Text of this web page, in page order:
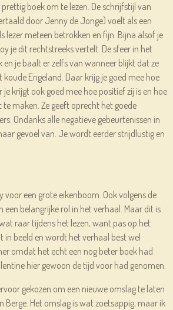
prettig boek om te lezen. De schrijfstijl van
door Jenny de Jonge) voelt als een
lezer meteen betrokken en fijn. Bijna alsof je
je dit rechtstreeks vertelt. De sfeer in het
en je baalt er zelfs van wanneer blijkt dat ze
Engeland. Daar krijg je goed mee hoe
krijgt ook goed mee hoe positief zij is en hoe
maken. Ze geeft oprecht het goede
Ondanks alle negatieve gebeurtenissen in
gevoel van. Je wordt eerder strijdlustig en
voor een grote eikenboom. Ook volgens de
belangrijke rol in het verhaal. Maar dit is
raar tijdens het lezen, want pas op het
in beeld en wordt het verhaal best wel
omdat het echt een nog beter boek had
hier gewoon de tijd voor had genomen.
gekozen om een nieuwe omslag te laten
Berge. Het omslag is wat zoetsappig, maar ik